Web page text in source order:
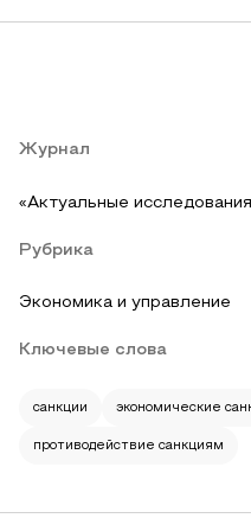
Журнал
«Актуальные
Рубрика
Экономика и управление
Ключевые слова
санкции экономические
противодействие санкциям